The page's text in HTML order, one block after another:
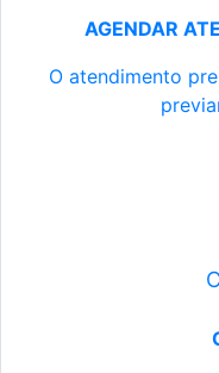
AGENDAR
O atendimento